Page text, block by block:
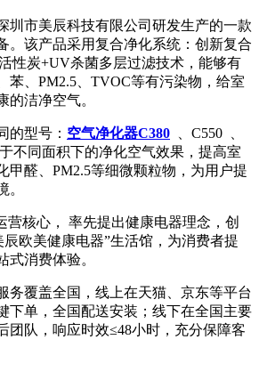
圳市美辰科技有限公司研发生产的一款
。该产品采用复合净化系统：创新复合
性炭+UV杀菌多层过滤技术，能够有
苯、PM2.5、TVOC等有污染物，给室
的洁净空气。
的型号： 空气净化器C380 、C550 、
不同面积下的净化空气效果，提高室
甲醛、PM2.5等细微颗粒物，为用户提
。
营核心， 率先提出健康电器理念，创
欧美健康电器”生活馆，为消费者提
式消费体验。
务覆盖全国，线上在天猫、京东等平台
下单，全国配送安装；线下在全国主要
团队，响应时效≤48小时，充分保障客